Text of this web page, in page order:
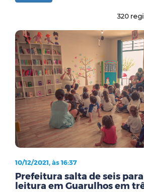
320
10/12/2021, às 16:37
Prefeitura salta de seis
leitura em Guarulhos em